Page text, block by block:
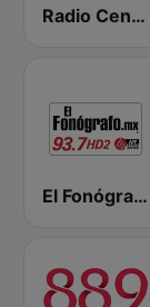
Radio Centro y El Fonógrafo
El Fonógrafo HD2